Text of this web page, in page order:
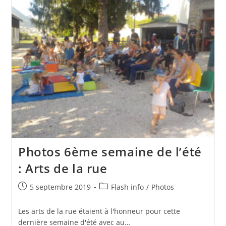
Photos 6ème semaine de l’été
: Arts de la rue
Publication
5 septembre 2019
PostFlash info / Photos
Les arts de la rue étaient à l'honneur pour cette
dernière semaine d'été avec au…